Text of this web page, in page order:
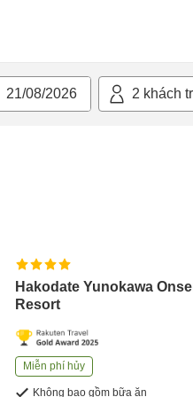
21/08/2026 2 khách
Hakodate Yunokawa
Resort
Miễn phí hủy
Không bao gồm bữa ăn